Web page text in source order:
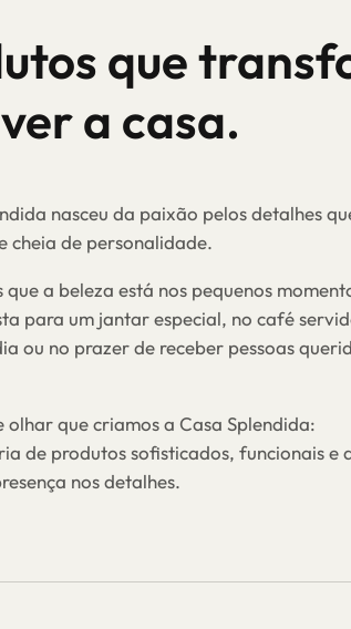
que
a casa.
nasceu da paixão pelos detalhes
cheia de personalidade.
que a beleza está nos pequenos
para um jantar especial, no café
ou no prazer de receber pessoas
olhar que criamos a Casa Splendida:
de produtos sofisticados, funcionais
nos detalhes.